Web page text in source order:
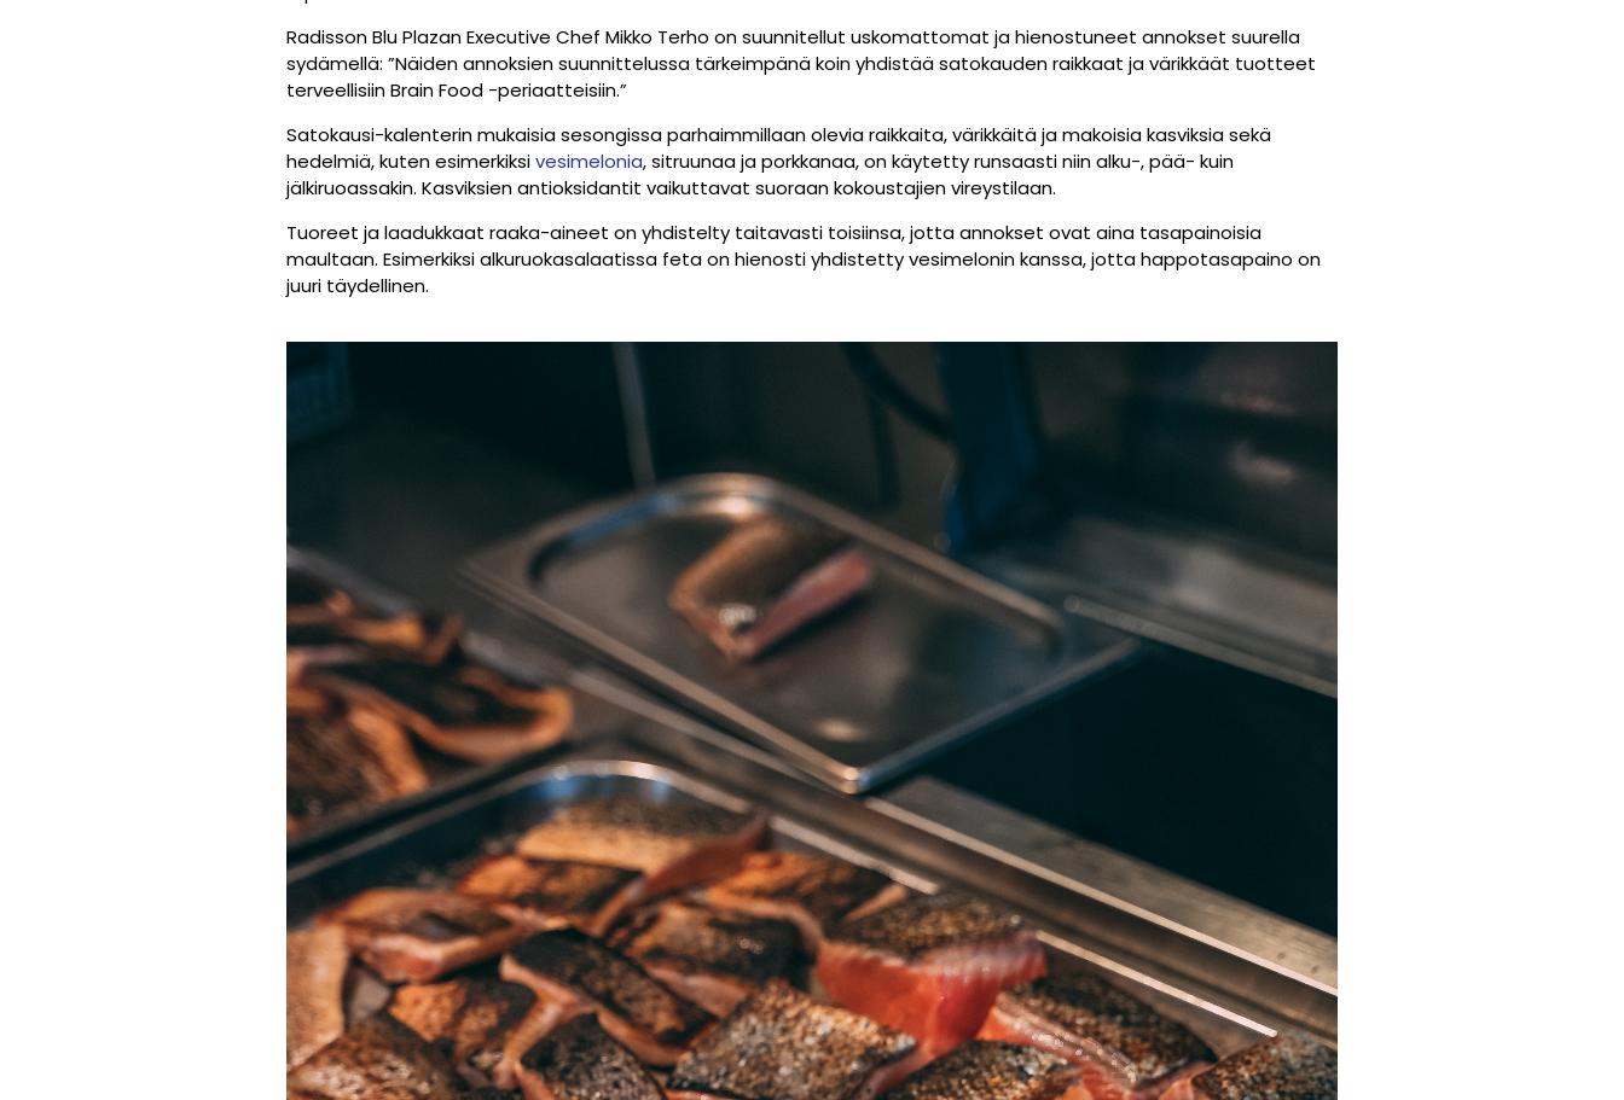
Radisson Blu Plazan Executive Chef Mikko Terho on suunnitellut uskomattomat ja hienostuneet annokset suurella
sydämellä: ”Näiden annoksien suunnittelussa tärkeimpänä koin yhdistää satokauden raikkaat ja värikkäät tuotteet
terveellisiin Brain Food -periaatteisiin.”
Satokausi-kalenterin mukaisia sesongissa parhaimmillaan olevia raikkaita, värikkäitä ja makoisia kasviksia sekä
hedelmiä, kuten esimerkiksivesimelonia, sitruunaa ja porkkanaa, on käytetty runsaasti niin alku-, pää- kuin
jälkiruoassakin. Kasviksien antioksidantit vaikuttavat suoraan kokoustajien vireystilaan.
Tuoreet ja laadukkaat raaka-aineet on yhdistelty taitavasti toisiinsa, jotta annokset ovat aina tasapainoisia
maultaan. Esimerkiksi alkuruokasalaatissa feta on hienosti yhdistetty vesimelonin kanssa, jotta happotasapaino on
juuri täydellinen.